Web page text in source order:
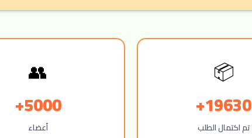
📦
19630+
تم اكتمال الطلب
👥
5000+
أعضاء